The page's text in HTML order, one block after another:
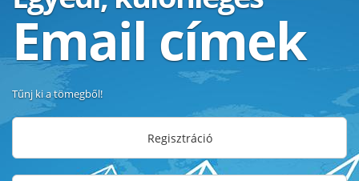
Email címek
Tűnj ki a tömegből!
Regisztráció